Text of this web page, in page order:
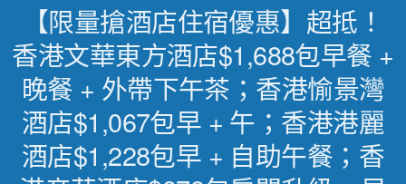
【限量搶酒店住宿優惠】超抵！
香港文華東方酒店$1,688包早餐 +
晚餐 + 外帶下午茶；香港愉景灣
酒店$1,067包早 + 午；香港港麗
酒店$1,228包早 + 自助午餐；香